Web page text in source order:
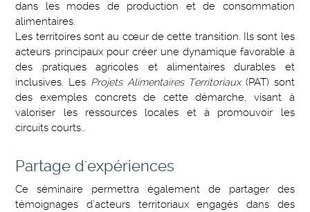
dans les modes de production et de consommation
alimentaires.
Les territoires sont au cœur de cette transition. Ils sont les
acteurs principaux pour créer une dynamique favorable à
des pratiques agricoles et alimentaires durables et
inclusives. Les Projets Alimentaires Territoriaux(PAT) sont
des exemples concrets de cette démarche, visant à
valoriser les ressources locales et à promouvoir les
circuits courts..
Partage d'expériences
Ce séminaire permettra également de partager des
témoignages d’acteurs territoriaux engagés dans des